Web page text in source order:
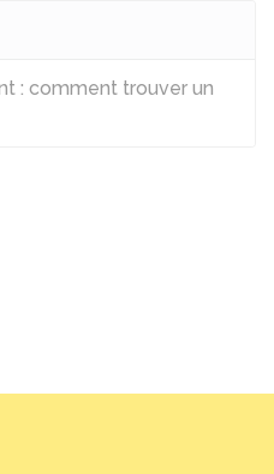
: comment trouver un